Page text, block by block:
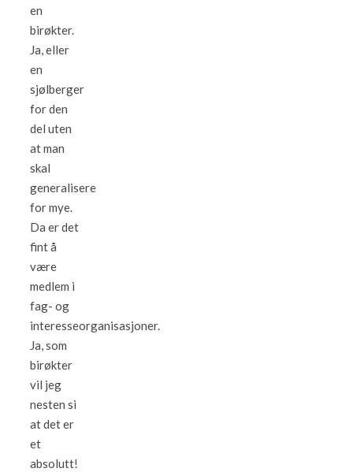
en
birøkter.
Ja, eller
en
sjølberger
for den
del uten
at man
skal
generalisere
for mye.
Da er det
fint å
være
medlem i
fag- og
interesseorganisasjoner.
Ja, som
birøkter
vil jeg
nesten si
at det er
et
absolutt!